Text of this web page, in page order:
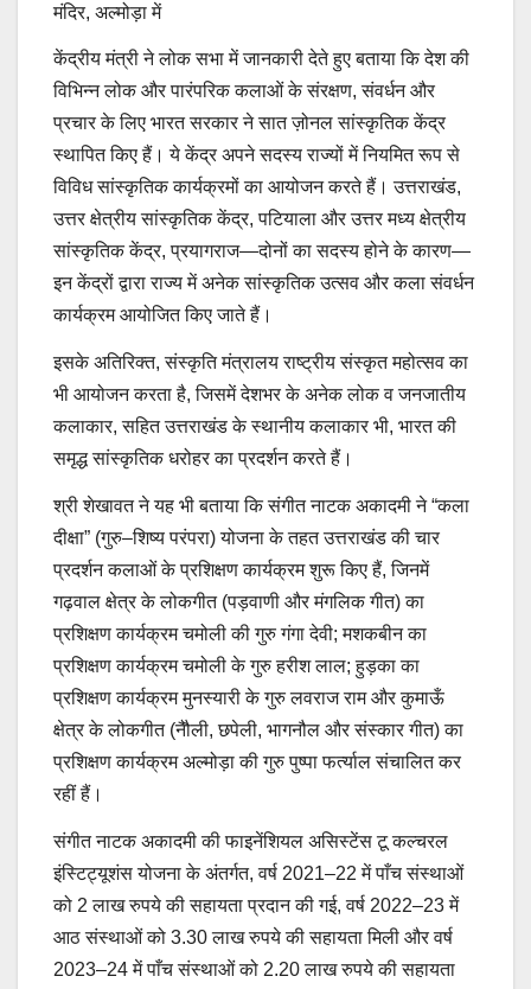
मंदिर, अल्मोड़ा में
केंद्रीय मंत्री ने लोक सभा में जानकारी देते हुए बताया कि देश की
विभिन्न लोक और पारंपरिक कलाओं के संरक्षण, संवर्धन और
प्रचार के लिए भारत सरकार ने सात ज़ोनल सांस्कृतिक केंद्र
स्थापित किए हैं। ये केंद्र अपने सदस्य राज्यों में नियमित रूप से
विविध सांस्कृतिक कार्यक्रमों का आयोजन करते हैं। उत्तराखंड,
उत्तर क्षेत्रीय सांस्कृतिक केंद्र, पटियाला और उत्तर मध्य क्षेत्रीय
सांस्कृतिक केंद्र, प्रयागराज—दोनों का सदस्य होने के कारण—
इन केंद्रों द्वारा राज्य में अनेक सांस्कृतिक उत्सव और कला संवर्धन
कार्यक्रम आयोजित किए जाते हैं।
इसके अतिरिक्त, संस्कृति मंत्रालय राष्ट्रीय संस्कृत महोत्सव का
भी आयोजन करता है, जिसमें देशभर के अनेक लोक व जनजातीय
कलाकार, सहित उत्तराखंड के स्थानीय कलाकार भी, भारत की
समृद्ध सांस्कृतिक धरोहर का प्रदर्शन करते हैं।
श्री शेखावत ने यह भी बताया कि संगीत नाटक अकादमी ने “कला
दीक्षा” (गुरु–शिष्य परंपरा) योजना के तहत उत्तराखंड की चार
प्रदर्शन कलाओं के प्रशिक्षण कार्यक्रम शुरू किए हैं, जिनमें
गढ़वाल क्षेत्र के लोकगीत (पड़वाणी और मंगलिक गीत) का
प्रशिक्षण कार्यक्रम चमोली की गुरु गंगा देवी; मशकबीन का
प्रशिक्षण कार्यक्रम चमोली के गुरु हरीश लाल; हुड़का का
प्रशिक्षण कार्यक्रम मुनस्यारी के गुरु लवराज राम और कुमाऊँ
क्षेत्र के लोकगीत (नैौली, छपेली, भागनौल और संस्कार गीत) का
प्रशिक्षण कार्यक्रम अल्मोड़ा की गुरु पुष्पा फर्त्याल संचालित कर
रहीं हैं।
संगीत नाटक अकादमी की फाइनेंशियल असिस्टेंस टू कल्चरल
इंस्टिट्यूशंस योजना के अंतर्गत, वर्ष 2021–22 में पाँच संस्थाओं
को 2 लाख रुपये की सहायता प्रदान की गई, वर्ष 2022–23 में
आठ संस्थाओं को 3.30 लाख रुपये की सहायता मिली और वर्ष
2023–24 में पाँच संस्थाओं को 2.20 लाख रुपये की सहायता